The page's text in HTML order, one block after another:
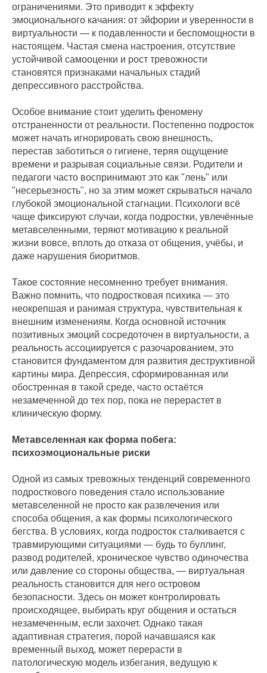
ограничениями. Это приводит к эффекту
эмоционального качания: от эйфории и уверенности в
виртуальности — к подавленности и беспомощности в
настоящем. Частая смена настроения, отсутствие
устойчивой самооценки и рост тревожности
становятся признаками начальных стадий
депрессивного расстройства.
Особое внимание стоит уделить феномену
отстраненности от реальности. Постепенно подросток
может начать игнорировать свою внешность,
перестав заботиться о гигиене, теряя ощущение
времени и разрывая социальные связи. Родители и
педагоги часто воспринимают это как "лень" или
"несерьезность", но за этим может скрываться начало
глубокой эмоциональной стагнации. Психологи всё
чаще фиксируют случаи, когда подростки, увлечённые
метавселенными, теряют мотивацию к реальной
жизни вовсе, вплоть до отказа от общения, учёбы, и
даже нарушения биоритмов.
Такое состояние несомненно требует внимания.
Важно помнить, что подростковая психика — это
неокрепшая и ранимая структура, чувствительная к
внешним изменениям. Когда основной источник
позитивных эмоций сосредоточен в виртуальности, а
реальность ассоциируется с разочарованием, это
становится фундаментом для развития деструктивной
картины мира. Депрессия, сформированная или
обостренная в такой среде, часто остаётся
незамеченной до тех пор, пока не перерастет в
клиническую форму.
Метавселенная как форма побега:
психоэмоциональные риски
Одной из самых тревожных тенденций современного
подросткового поведения стало использование
метавселенной не просто как развлечения или
способа общения, а как формы психологического
бегства. В условиях, когда подросток сталкивается с
травмирующими ситуациями — будь то буллинг,
развод родителей, хроническое чувство одиночества
или давление со стороны общества, — виртуальная
реальность становится для него островом
безопасности. Здесь он может контролировать
происходящее, выбирать круг общения и остаться
незамеченным, если захочет. Однако такая
адаптивная стратегия, порой начавшаяся как
временный выход, может перерасти в
патологическую модель избегания, ведущую к